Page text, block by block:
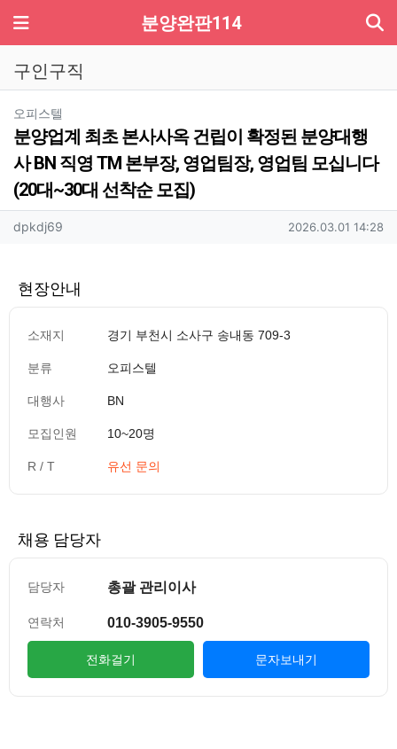
메뉴 분양완판114
구인구직
오피스텔
분양업계 최초 본사사옥 건립이 확정된 분양대행
사 BN 직영 TM 본부장, 영업팀장, 영업팀 모십니다
(20대~30대 선착순 모집)
작성자 정보
dpkdj69 작성일
2026.03.01 14:28
현장안내
소재지 경기 부천시 소사구 송내동 709-3
분류 오피스텔
대행사 BN
모집인원 10~20명
R / T 유선 문의
채용 담당자
담당자 총괄 관리이사
연락처 010-3905-9550
전화걸기 문자보내기